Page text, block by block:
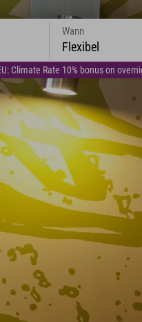
Climate Rate 10% bonus on
Wann
Flexibel